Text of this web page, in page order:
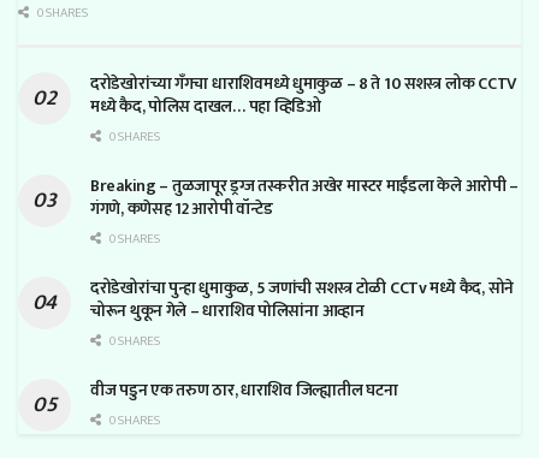
0 SHARES
दरोडेखोरांच्या गँगचा धाराशिवमध्ये धुमाकुळ – 8 ते 10 सशस्त्र लोक CCTV
मध्ये कैद, पोलिस दाखल… पहा व्हिडिओ
0 SHARES
Breaking – तुळजापूर ड्रग्ज तस्करीत अखेर मास्टर माईंडला केले आरोपी –
गंगणे, कणेसह 12 आरोपी वॉन्टेड
0 SHARES
दरोडेखोरांचा पुन्हा धुमाकुळ, 5 जणांची सशस्त्र टोळी CCTv मध्ये कैद, सोने
चोरून थुकून गेले – धाराशिव पोलिसांना आव्हान
0 SHARES
वीज पडुन एक तरुण ठार, धाराशिव जिल्ह्यातील घटना
0 SHARES